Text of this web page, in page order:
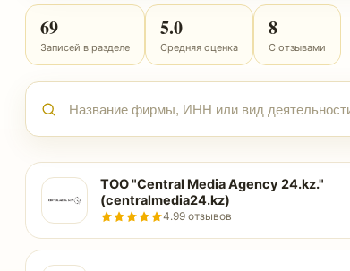
Записей в разделе
69
Средняя оценка
5.0
С отзывами
8
ТОО "Central Media Agency 24.kz."
(centralmedia24.kz)
4.99 отзывов